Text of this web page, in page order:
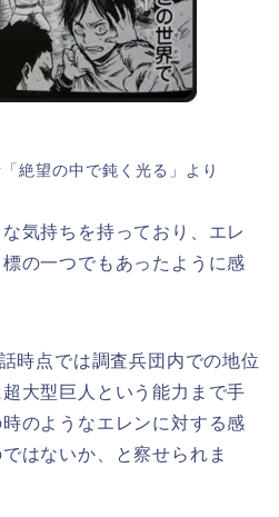
絶望の中で鈍く光る」より
気持ちを持っており、エレ
の一つでもあったように感
時点では調査兵団内での地位
大型巨人という能力まで手
のようなエレンに対する感
はないか、と察せられま